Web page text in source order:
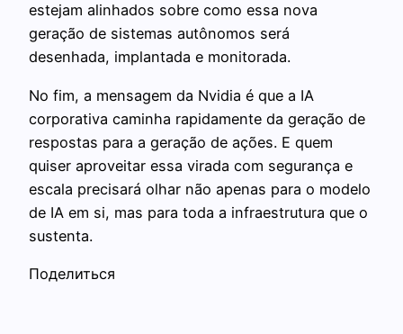
estejam alinhados sobre como essa nova
geração de sistemas autônomos será
desenhada, implantada e monitorada.
No fim, a mensagem da Nvidia é que a IA
corporativa caminha rapidamente da geração de
respostas para a geração de ações. E quem
quiser aproveitar essa virada com segurança e
escala precisará olhar não apenas para o modelo
de IA em si, mas para toda a infraestrutura que o
sustenta.
Поделиться